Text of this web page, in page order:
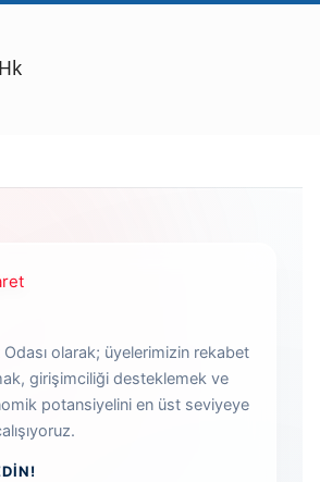
olarak; üyelerimizin rekabet
girişimciliği desteklemek ve
potansiyelini en üst seviyeye